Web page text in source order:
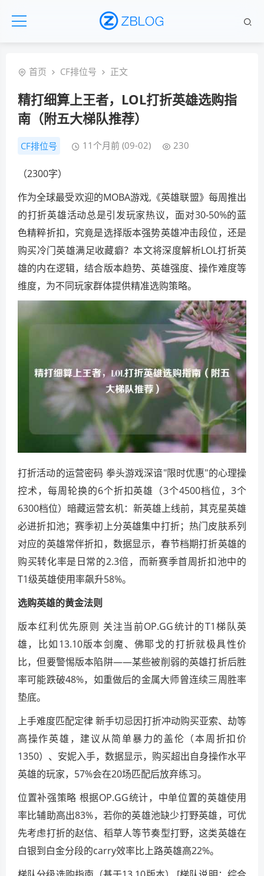
首页 CF排位号 正文
精打细算上王者，LOL打折英雄选购指
南（附五大梯队推荐）
CF排位号 11个月前 (09-02) 230
（2300字）
作为全球最受欢迎的MOBA游戏,《英雄联盟》每周推出
的打折英雄活动总是引发玩家热议，面对30-50%的蓝
色精粹折扣，究竟是选择版本强势英雄冲击段位，还是
购买冷门英雄满足收藏癖？本文将深度解析LOL打折英
雄的内在逻辑，结合版本趋势、英雄强度、操作难度等
维度，为不同玩家群体提供精准选购策略。
打折活动的运营密码 拳头游戏深谙"限时优惠"的心理操
控术，每周轮换的6个折扣英雄（3个4500档位，3个
6300档位）暗藏运营玄机：新英雄上线前，其克星英雄
必进折扣池；赛季初上分英雄集中打折；热门皮肤系列
对应的英雄常伴折扣，数据显示，春节档期打折英雄的
购买转化率是日常的2.3倍，而新赛季首周折扣池中的
T1级英雄使用率飙升58%。
选购英雄的黄金法则
版本红利优先原则 关注当前OP.GG统计的T1梯队英
雄，比如13.10版本剑魔、佛耶戈的打折就极具性价
比，但要警惕版本陷阱——某些被削弱的英雄打折后胜
率可能跌破48%，如重做后的金属大师曾连续三周胜率
垫底。
上手难度匹配定律 新手切忌因打折冲动购买亚索、劫等
高操作英雄，建议从简单暴力的盖伦（本周折扣价
1350）、安妮入手，数据显示，购买超出自身操作水平
英雄的玩家，57%会在20场匹配后放弃练习。
位置补强策略 根据OP.GG统计，中单位置的英雄使用
率比辅助高出83%，若你的英雄池缺少打野英雄，可优
先考虑打折的赵信、稻草人等节奏型打野，这类英雄在
白银到白金分段的carry效率比上路英雄高22%。